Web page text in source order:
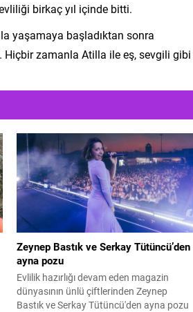
birkaç yıl içinde bitti.
yaşamaya başladıktan sonra
Hiçbir zamanla Atilla ile eş, sevgili gibi
Zeynep Bastık ve Serkay Tütüncü’den
ayna pozu
Evlilik hazırlığı devam eden magazin
dünyasının ünlü çiftlerinden Zeynep
Bastık ve Serkay Tütüncü'den ayna pozu